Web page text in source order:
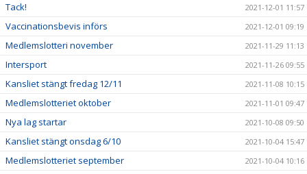
Tack! 2021-12-01 11:57
Vaccinationsbevis införs 2021-12-01 09:19
Medlemslotteri november 2021-11-29 11:13
Intersport 2021-11-26 09:55
Kansliet stängt fredag 12/11 2021-11-08 10:15
Medlemslotteriet oktober 2021-11-01 09:47
Nya lag startar 2021-10-08 09:50
Kansliet stängt onsdag 6/10 2021-10-04 15:47
Medlemslotteriet september 2021-10-04 10:16